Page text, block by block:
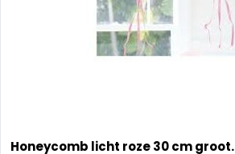
Honeycomb licht roze 30 cm groot.